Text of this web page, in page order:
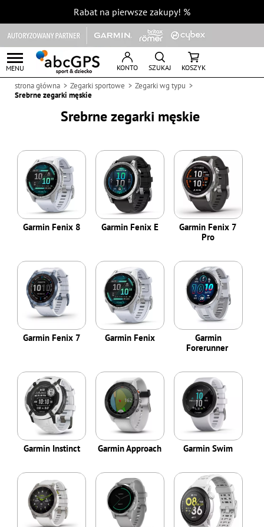
Rabat na pierwsze zakupy! %
MENU KONTO SZUKAJ KOSZYK
strona główna Zegarki sportowe
Zegarki wg typu
Srebrne zegarki męskie
Srebrne zegarki męskie
Garmin Fenix 8 Garmin Fenix E
Garmin Fenix 7
Pro
Garmin Fenix 7 Garmin Fenix
Garmin
Forerunner
Garmin Instinct Garmin Approach Garmin Swim